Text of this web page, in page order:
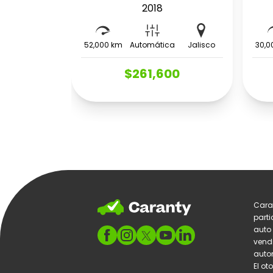
2018
52,000 km Automática Jalisco
$261,600
El